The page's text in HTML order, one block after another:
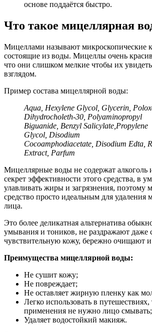
основе поддаётся быстро.
Что такое мицеллярная
Мицеллами называют микроскопические
состоящие из воды. Мицеллы очень
что они слишком мелкие чтобы их
взглядом.
Пример состава мицеллярной воды:
Aqua, Hexylene Glycol, Glycerin,
Dihydrocholeth-30, Polyaminopropyl
Biguanide, Benzyl Salicylate,Propylene
Glycol, Disodium
Cocoamphodiacetate, Disodium Edta ,
Extract, Parfum
Мицеллярные воды не содержат алкоголь
секрет эффективности этого средства, в
улавливать жиры и загрязнения, поэтому
средство просто идеальным для удаления
лица.
Это более деликатная альтернатива
умывания и тоников, не раздражают даже
чувствительную кожу, бережно очищают
Преимущества мицеллярной воды:
Не сушит кожу;
Не повреждает;
Не оставляет жирную пленку как
Легко использовать в путешествиях,
применения не нужно лицо смывать;
Удаляет водостойкий макияж.